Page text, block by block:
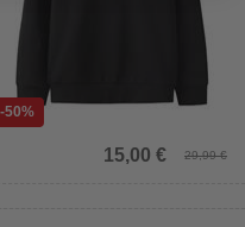
-50%
29,99 €
15,00 €